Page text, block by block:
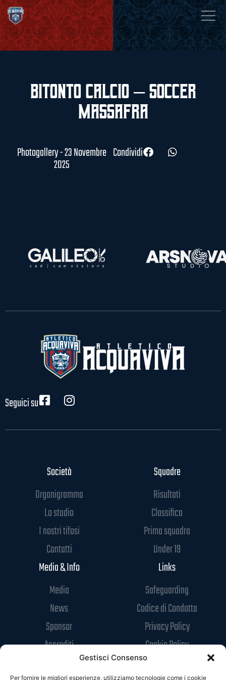
Gestisci Consenso
Per fornire le migliori esperienze, utilizziamo tecnologie come i cookie
Bitonto Calcio – Soccer
Massafra
Photogallery - 23 Novembre
2025
Condividi
Seguici su
Società
Organigramma
Lo stadio
I nostri tifosi
Contatti
Squadre
Risultati
Classifica
Prima squadra
Under 19
Media & Info
Media
News
Sponsor
Accrediti
Links
Safeguarding
Codice di Condotta
Privacy Policy
Cookie Policy